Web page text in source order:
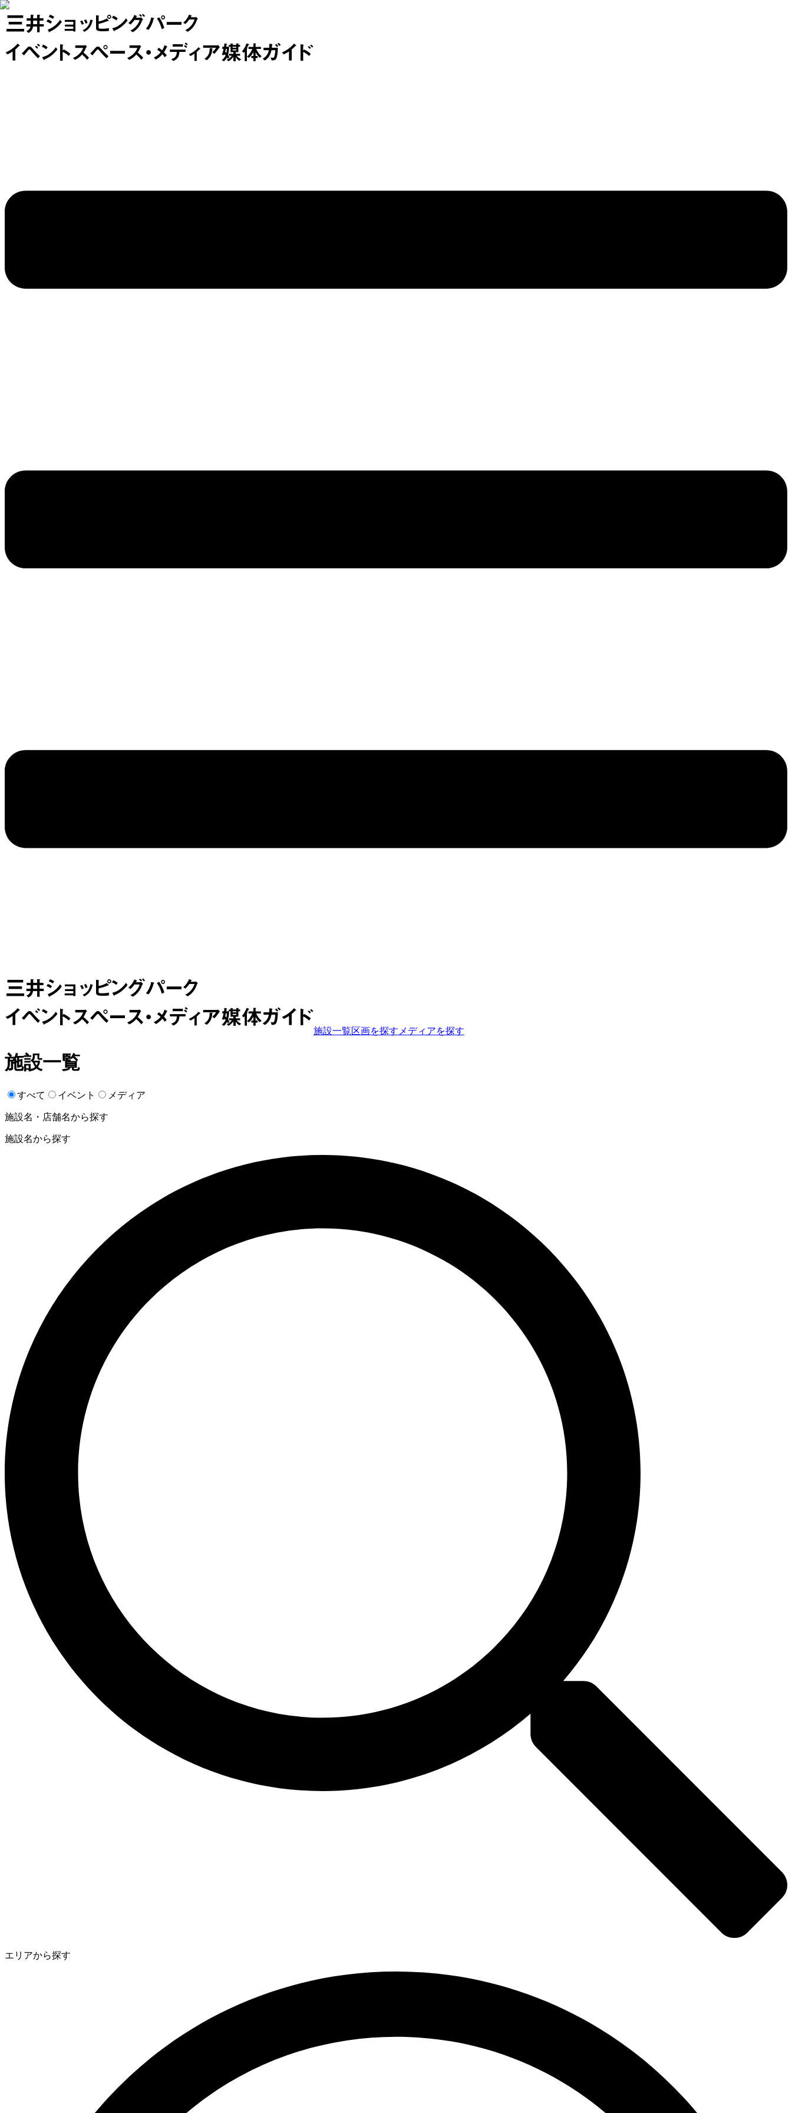
施設一覧区画を探す メディアを探す
施設一覧
すべて イベント メディア
施設名・店舗名から探す
施設名から探す
エリアから探す